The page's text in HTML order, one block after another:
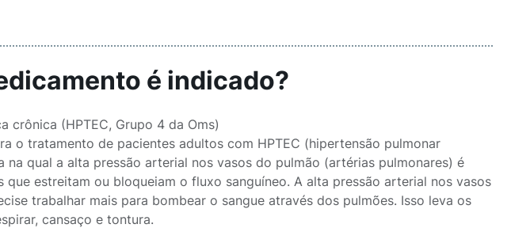
é indicado?
crônica (HPTEC, Grupo 4 da Oms)
o tratamento de pacientes adultos com HPTEC (hipertensão pulmonar
qual a alta pressão arterial nos vasos do pulmão (artérias pulmonares) é
estreitam ou bloqueiam o fluxo sanguíneo. A alta pressão arterial nos vasos
trabalhar mais para bombear o sangue através dos pulmões. Isso leva os
cansaço e tontura.